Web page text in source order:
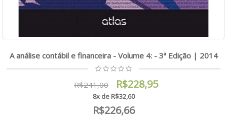
A análise contábil e financeira - Volume 4: - 3ª Edição | 2014
R$241,00 R$228,95
8x de R$32,60
R$226,66